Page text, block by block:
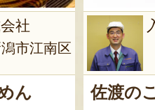
社
市江南区
ん 佐渡の